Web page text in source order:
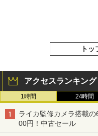
ト
アクセスランキング
1時間 24時間
ライカ監修カメラ搭載
00円！中古セール